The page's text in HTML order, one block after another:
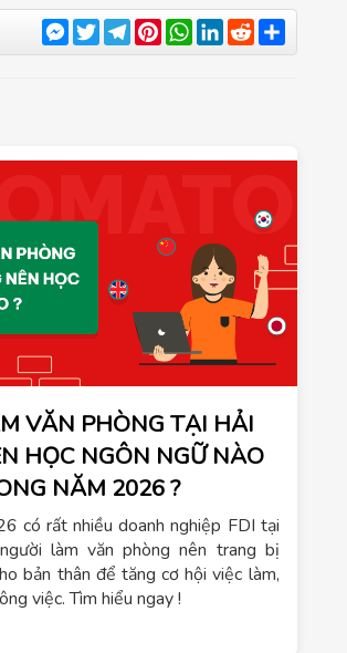
Messenger
TwitterTelegram
Pinterest
WhatsApp
LinkedIn
Reddit
VĂN PHÒNG TẠI HẢI
HỌC NGÔN NGỮ NÀO
NĂM 2026 ?
có rất nhiều doanh nghiệp FDI tại
làm văn phòng nên trang bị
bản thân để tăng cơ hội việc làm,
việc. Tìm hiểu ngay !